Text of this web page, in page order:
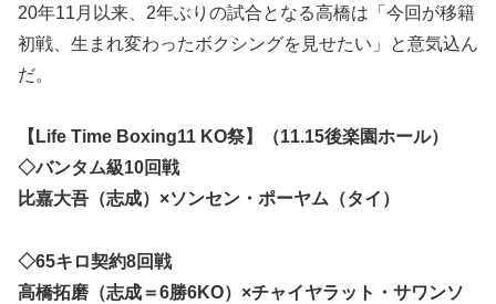
20年11月以来、2年ぶりの試合となる高橋は「今回が移籍
初戦、生まれ変わったボクシングを見せたい」と意気込ん
だ。
【Life Time Boxing11 KO祭】（11.15後楽園ホール）
◇バンタム級10回戦
比嘉大吾（志成）×ソンセン・ポーヤム（タイ）
◇65キロ契約8回戦
高橋拓磨（志成＝6勝6KO）×チャイヤラット・サワンソ